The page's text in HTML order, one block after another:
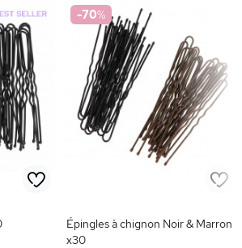
-70%
Épingles à chignon Noir & Marron
x30